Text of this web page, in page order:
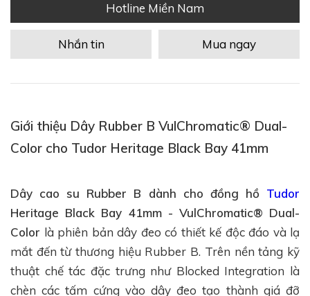
Hotline Miền Nam
Nhắn tin Mua ngay
Giới thiệu Dây Rubber B VulChromatic® Dual-
Color cho Tudor Heritage Black Bay 41mm
Dây cao su Rubber B dành cho đồng hồ Tudor
Heritage Black Bay 41mm - VulChromatic® Dual-
Color là phiên bản dây đeo có thiết kế độc đáo và lạ
mắt đến từ thương hiệu Rubber B. Trên nền tảng kỹ
thuật chế tác đặc trưng như Blocked Integration là
chèn các tấm cứng vào dây đeo tạo thành giá đỡ